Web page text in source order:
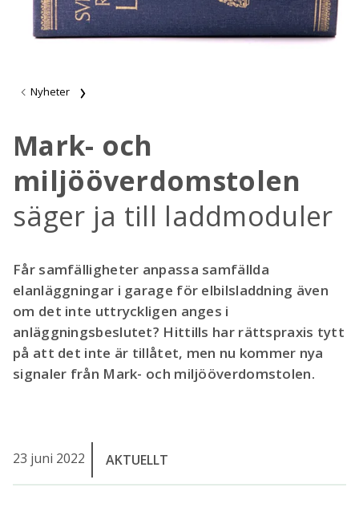
Nyheter
Mark- och
miljööverdomstolen
säger ja till laddmoduler
Får samfälligheter anpassa samfällda
elanläggningar i garage för elbilsladdning även
om det inte uttryckligen anges i
anläggningsbeslutet? Hittills har rättspraxis tytt
på att det inte är tillåtet, men nu kommer nya
signaler från Mark- och miljööverdomstolen.
23 juni 2022 AKTUELLT